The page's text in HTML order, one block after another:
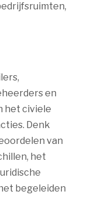
en
het civiele
Denk
van
het
begeleiden